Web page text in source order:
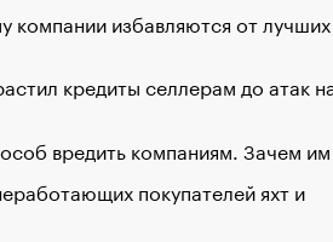
избавляются от лучших
кредиты селлерам до атак
вредить компаниям. Зачем
покупателей яхт и